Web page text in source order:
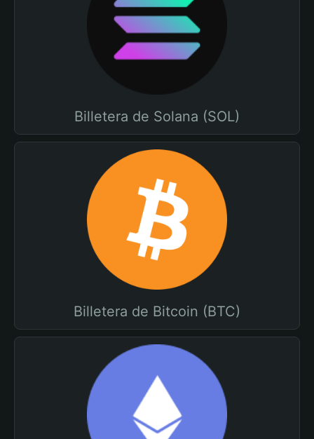
Billetera de Solana (SOL)
Billetera de Bitcoin (BTC)